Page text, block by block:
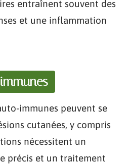
entraînent souvent des
et une inflammation
immunes peuvent se
cutanées, y compris
nécessitent un
précis et un traitement